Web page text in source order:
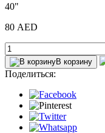
40"
80 AED
В корзину
Поделиться: